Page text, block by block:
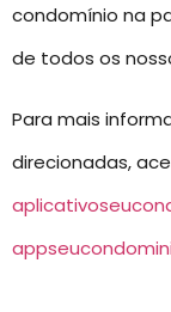
condomínio na
de todos os
Para mais
direcionadas,